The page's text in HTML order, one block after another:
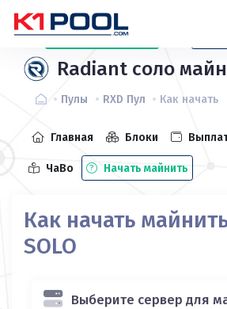
Создать
аккаунт
Radiant соло
Пулы RXD Пул Как начать
Главная Блоки
ЧаВо Начать майнить
Как начать
SOLO
Выберите сервер для